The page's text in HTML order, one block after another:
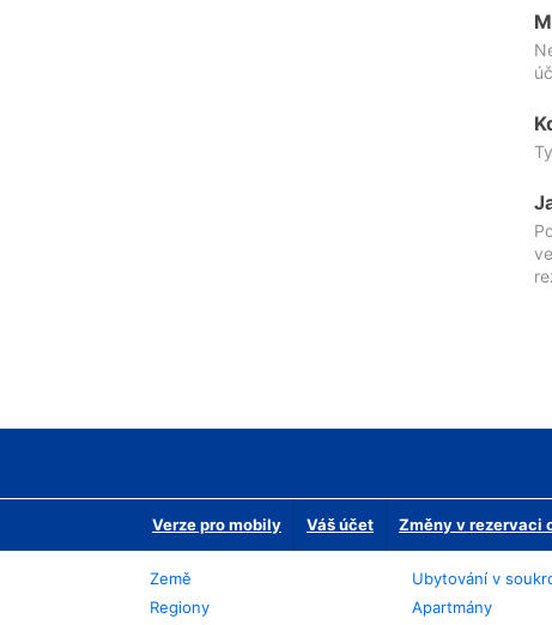
Verze pro mobily Váš účet Změny v rezervaci
Země
Regiony
Ubytování v
Apartmány